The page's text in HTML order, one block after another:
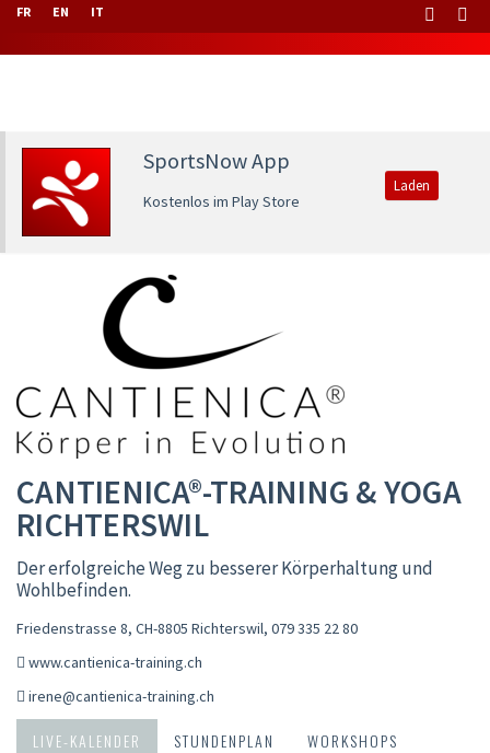
FR EN IT
SportsNow App
Kostenlos im Play Store
Laden
CANTIENICA®-TRAINING & YOGA
RICHTERSWIL
Der erfolgreiche Weg zu besserer Körperhaltung und
Wohlbefinden.
Friedenstrasse 8, CH-8805 Richterswil, 079 335 22 80
www.cantienica-training.ch
irene@cantienica-training.ch
LIVE-KALENDER STUNDENPLAN
WORKSHOPS